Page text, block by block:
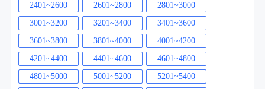
2401~2600
2601~2800
2801~3000
3001~3200
3201~3400
3401~3600
3601~3800
3801~4000
4001~4200
4201~4400
4401~4600
4601~4800
4801~5000
5001~5200
5201~5400